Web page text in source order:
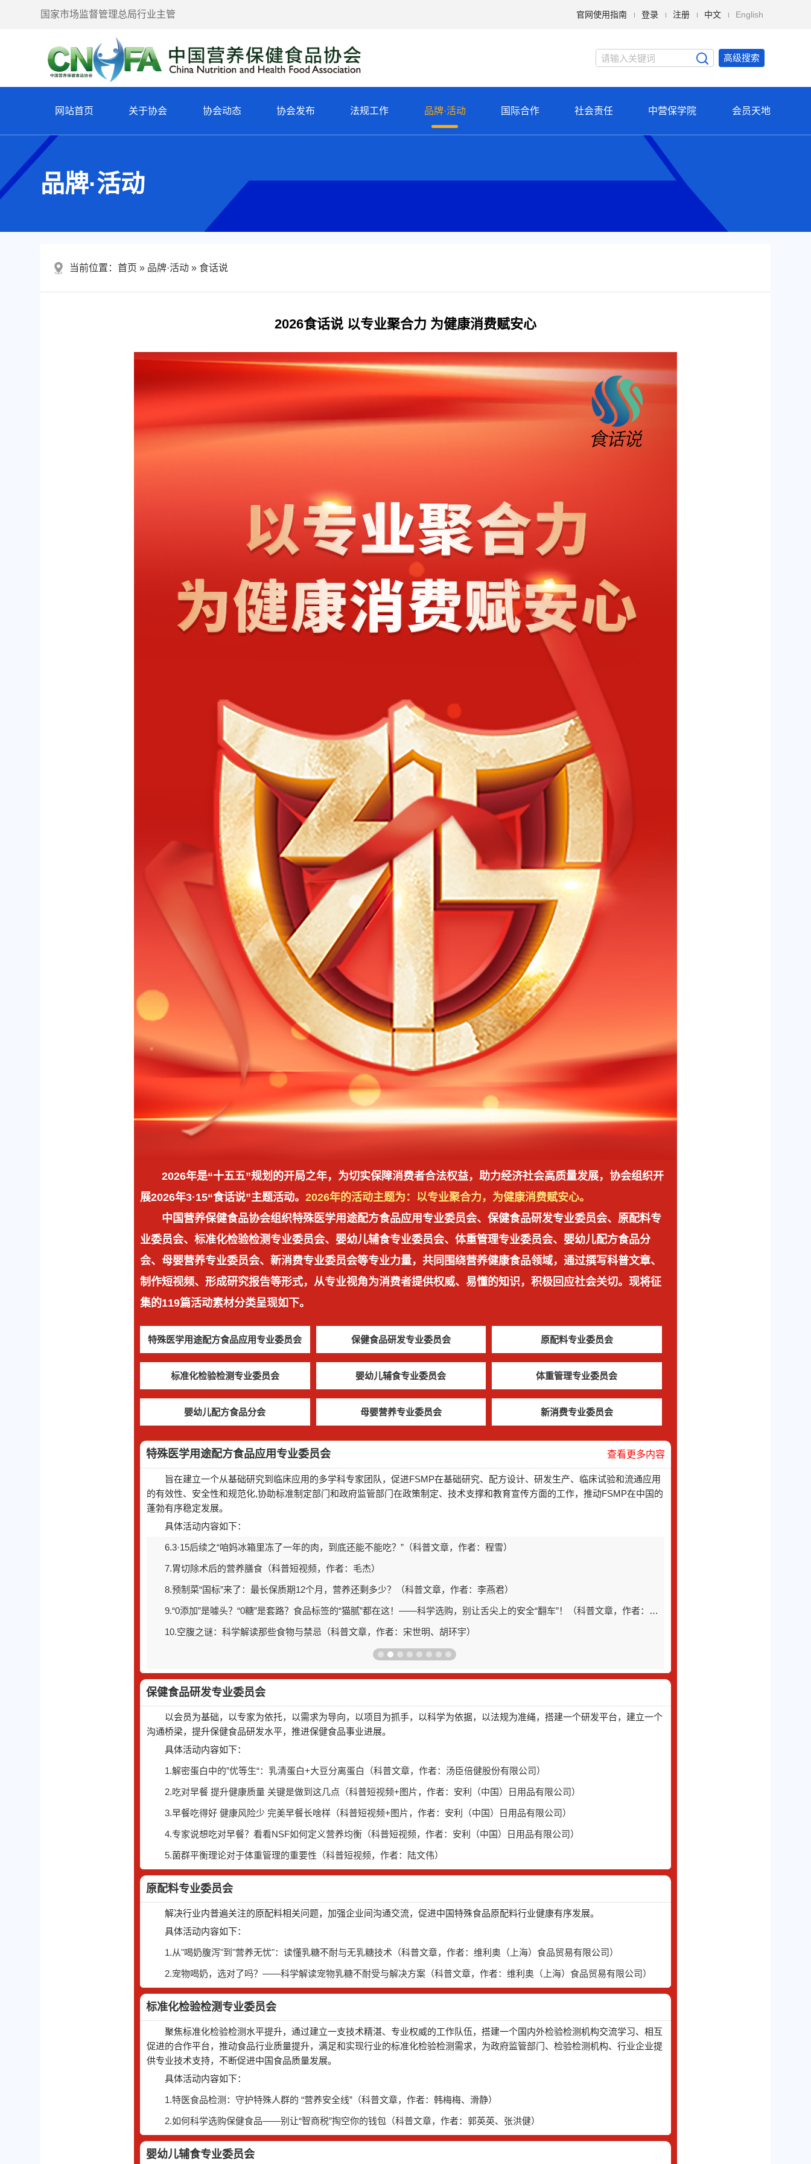
国家市场监督管理总局行业主管 官网使用指南 登录 注册 中文 English
高级搜索
网站首页 关于协会 协会动态 协会发布 法规工作 品牌·活动 国际合作 社会责任 中营保学院 会员天地
品牌·活动
当前位置：首页 品牌·活动 食话说
2026食话说 以专业聚合力 为健康消费赋安心
2026年是“十五五”规划的开局之年，为切实保障消费者合法权益，助力经济社会高质量发展，协会组织开
展2026年3·15“食话说”主题活动。 2026年的活动主题为：以专业聚合力，为健康消费赋安心。
中国营养保健食品协会组织特殊医学用途配方食品应用专业委员会、保健食品研发专业委员会、原配料专
业委员会、标准化检验检测专业委员会、婴幼儿辅食专业委员会、体重管理专业委员会、婴幼儿配方食品分
会、母婴营养专业委员会、新消费专业委员会等专业力量，共同围绕营养健康食品领域，通过撰写科普文章、
制作短视频、形成研究报告等形式，从专业视角为消费者提供权威、易懂的知识，积极回应社会关切。现将征
集的119篇活动素材分类呈现如下。
特殊医学用途配方食品应用专业委员会 保健食品研发专业委员会 原配料专业委员会
标准化检验检测专业委员会 婴幼儿辅食专业委员会 体重管理专业委员会
婴幼儿配方食品分会 母婴营养专业委员会 新消费专业委员会
特殊医学用途配方食品应用专业委员会 查看更多内容
旨在建立一个从基础研究到临床应用的多学科专家团队，促进FSMP在基础研究、配方设计、研发生产、临床试验和流通应用
的有效性、安全性和规范化,协助标准制定部门和政府监管部门在政策制定、技术支撑和教育宣传方面的工作，推动FSMP在中国的
蓬勃有序稳定发展。
具体活动内容如下：
11.虾仁里的“秘密”：食品添加剂，是帮手还是隐患？（科普文章，作者：胡环宇、李增宁）
12.“沙漠白金”骆驼奶，真的那么神奇？（图文，作者：赵婷）
13.好好吃饭，才是对肠胃最温柔的守护（科普文章，作者：杨亚男、黄河）
14.让营养治疗理念深入人心（科普短视频，作者：王斌）
15.除了补铁，肿瘤患者贫血还应补充什么？别让维生素缺乏拖了后腿（科普文章，作者：姚克青）
保健食品研发专业委员会
以会员为基础，以专家为依托，以需求为导向，以项目为抓手，以科学为依据，以法规为准绳，搭建一个研发平台，建立一个
沟通桥梁，提升保健食品研发水平，推进保健食品事业进展。
具体活动内容如下：
1.解密蛋白中的”优等生“：乳清蛋白+大豆分离蛋白（科普文章，作者：汤臣倍健股份有限公司）
2.吃对早餐 提升健康质量 关键是做到这几点（科普短视频+图片，作者：安利（中国）日用品有限公司）
3.早餐吃得好 健康风险少 完美早餐长啥样（科普短视频+图片，作者：安利（中国）日用品有限公司）
4.专家说想吃对早餐？看看NSF如何定义营养均衡（科普短视频，作者：安利（中国）日用品有限公司）
5.菌群平衡理论对于体重管理的重要性（科普短视频，作者：陆文伟）
原配料专业委员会
解决行业内普遍关注的原配料相关问题，加强企业间沟通交流，促进中国特殊食品原配料行业健康有序发展。
具体活动内容如下：
1.从"喝奶腹泻"到"营养无忧"：读懂乳糖不耐与无乳糖技术（科普文章，作者：维利奥（上海）食品贸易有限公司）
2.宠物喝奶，选对了吗？——科学解读宠物乳糖不耐受与解决方案（科普文章，作者：维利奥（上海）食品贸易有限公司）
标准化检验检测专业委员会
聚焦标准化检验检测水平提升，通过建立一支技术精湛、专业权威的工作队伍，搭建一个国内外检验检测机构交流学习、相互
促进的合作平台，推动食品行业质量提升，满足和实现行业的标准化检验检测需求，为政府监管部门、检验检测机构、行业企业提
供专业技术支持，不断促进中国食品质量发展。
具体活动内容如下：
1.特医食品检测：守护特殊人群的 “营养安全线”（科普文章，作者：韩梅梅、滑静）
2.如何科学选购保健食品——别让“智商税”掏空你的钱包（科普文章，作者：郭英英、张洪健）
婴幼儿辅食专业委员会